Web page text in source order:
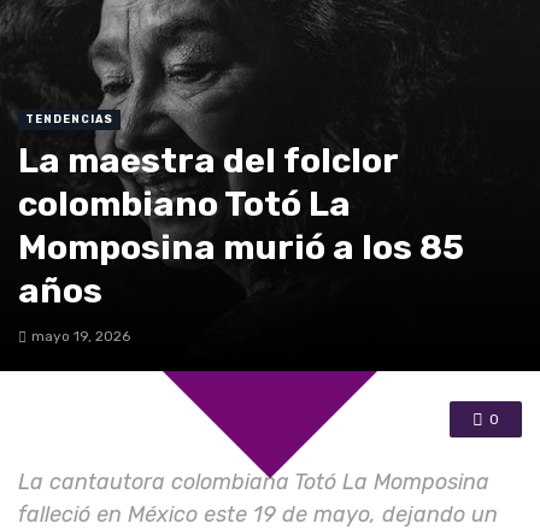
Bacatá
De la región
La Vitrina
TENDENCIAS
La maestra del folclor
colombiano Totó La
Momposina murió a los 85
años
mayo 19, 2026
0
La cantautora colombiana Totó La Momposina
falleció en México este 19 de mayo, dejando un